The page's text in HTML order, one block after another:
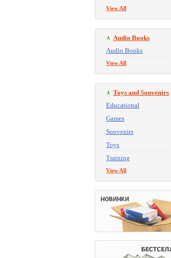
View All
Audio Books
Audio Books
View All
Toys and Souvenirs
Educational
Games
Souvenirs
Toys
Training
View All